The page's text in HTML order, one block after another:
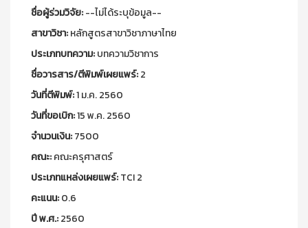
ชื่อผู้ร่วมวิจัย:--ไม่ได้ระบุข้อมูล--
สาขาวิชา:หลักสูตรสาขาวิชาภาษาไทย
ประเภทบทความ:บทความวิชาการ
ชื่อวารสาร/ตีพิมพ์เผยแพร์:2
วันที่ตีพิมพ์:1 ม.ค. 2560
วันที่ขอเบิก:15 พ.ค. 2560
จำนวนเงิน:7500
คณะ:คณะครุศาสตร์
ประเภทแหล่งเผยแพร์:TCI 2
คะแนน:0.6
ปี พ.ศ.:2560